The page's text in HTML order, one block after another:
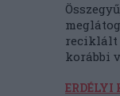
reciklált
korábbi